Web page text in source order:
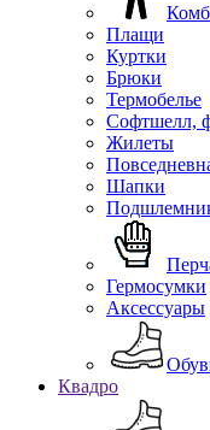
Плащи
Куртки
Брюки
Термобелье
Софтшелл,
Жилеты
Шапки
Гермосумки
Аксессуары
Квадро